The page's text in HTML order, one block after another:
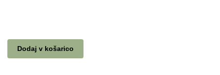
Dodaj v košarico